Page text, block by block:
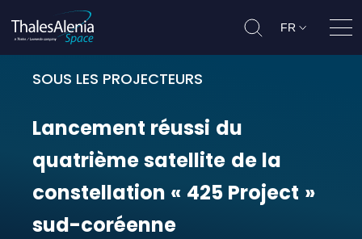
FR
SOUS LES PROJECTEURS
Lancement réussi du quatrième
Lancement réussi du
quatrièmesatellite de la
constellation « 425 Project »
sud-coréenne